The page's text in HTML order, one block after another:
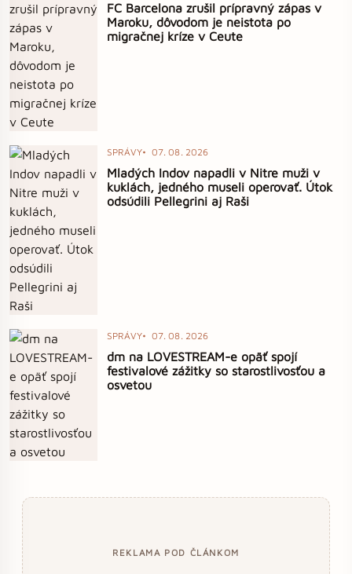
FC Barcelona zrušil prípravný zápas v
Maroku, dôvodom je neistota po
migračnej kríze v Ceute
SPRÁVY 07. 08. 2026
Mladých Indov napadli v Nitre muži v
kuklách, jedného museli operovať. Útok
odsúdili Pellegrini aj Raši
SPRÁVY 07. 08. 2026
dm na LOVESTREAM-e opäť spojí
festivalové zážitky so starostlivosťou a
osvetou
REKLAMA POD ČLÁNKOM